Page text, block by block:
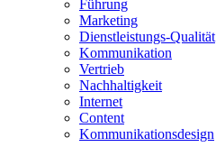
Führung
Marketing
Dienstleistungs-Qualität
Kommunikation
Vertrieb
Nachhaltigkeit
Internet
Content
Kommunikationsdesign